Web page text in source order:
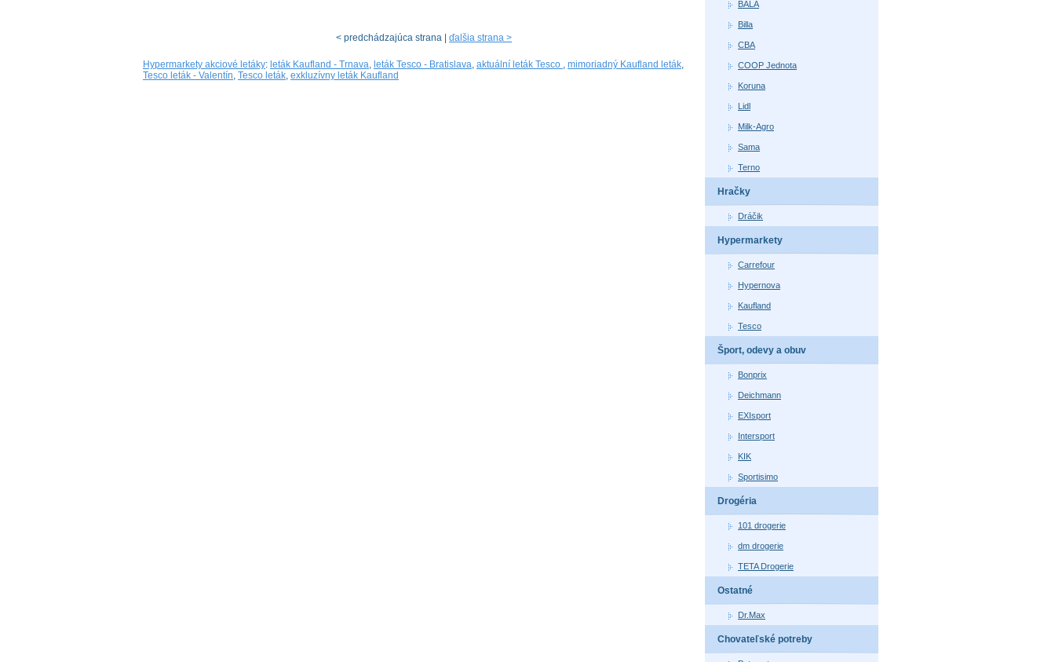
< predchádzajúca strana | ďalšia strana >
Hypermarkety akciové letáky: leták Kaufland - Trnava, leták Tesco - Bratislava, aktuální leták Tesco , mimoriadný Kaufland leták,
Tesco leták - Valentín, Tesco leták, exkluzívny leták Kaufland
BALA
Billa
CBA
COOP Jednota
Koruna
Lidl
Milk-Agro
Sama
Terno
Hračky
Dráčik
Hypermarkety
Carrefour
Hypernova
Kaufland
Tesco
Šport, odevy a obuv
Bonprix
Deichmann
EXIsport
Intersport
KIK
Sportisimo
Drogéria
101 drogerie
dm drogerie
TETA Drogerie
Ostatné
Dr.Max
Chovateľské potreby